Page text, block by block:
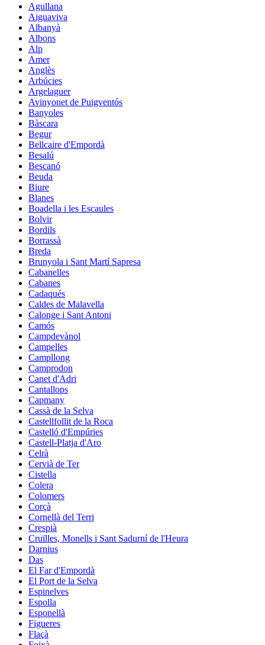
Agullana
Aiguaviva
Albanyà
Albons
Alp
Amer
Anglès
Arbúcies
Argelaguer
Avinyonet de Puigventós
Banyoles
Bàscara
Begur
Bellcaire d'Empordà
Besalú
Bescanó
Beuda
Biure
Blanes
Boadella i les Escaules
Bolvir
Bordils
Borrassà
Breda
Brunyola i Sant Martí Sapresa
Cabanelles
Cabanes
Cadaqués
Caldes de Malavella
Calonge i Sant Antoni
Camós
Campdevànol
Campelles
Campllong
Camprodon
Canet d'Adri
Cantallops
Capmany
Cassà de la Selva
Castellfollit de la Roca
Castelló d'Empúries
Castell-Platja d'Aro
Celrà
Cervià de Ter
Cistella
Colera
Colomers
Corçà
Cornellà del Terri
Crespià
Cruïlles, Monells i Sant Sadurní de l'Heura
Darnius
Das
El Far d'Empordà
El Port de la Selva
Espinelves
Espolla
Esponellà
Figueres
Flaçà